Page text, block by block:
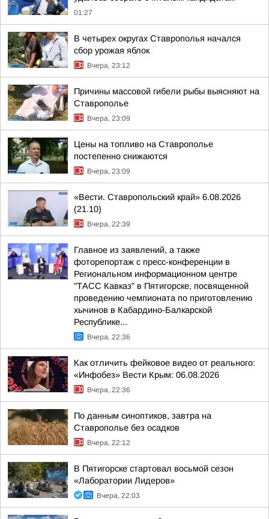
01:27
В четырех округах Ставрополья начался
сбор урожая яблок
Вчера, 23:12
Причины массовой гибели рыбы выясняют на
Ставрополье
Вчера, 23:09
Цены на топливо на Ставрополье
постепенно снижаются
Вчера, 23:09
«Вести. Ставропольский край» 6.08.2026
(21.10)
Вчера, 22:39
Главное из заявлений, а также
фоторепортаж с пресс-конференции в
Региональном информационном центре
"ТАСС Кавказ" в Пятигорске, посвященной
проведению чемпионата по приготовлению
хычинов в Кабардино-Балкарской
Республике...
Вчера, 22:36
Как отличить фейковое видео от реального:
«Инфобез» Вести Крым: 06.08.2026
Вчера, 22:36
По данным синоптиков, завтра на
Ставрополье без осадков
Вчера, 22:12
В Пятигорске стартовал восьмой сезон
«Лаборатории Лидеров»
Вчера, 22:03